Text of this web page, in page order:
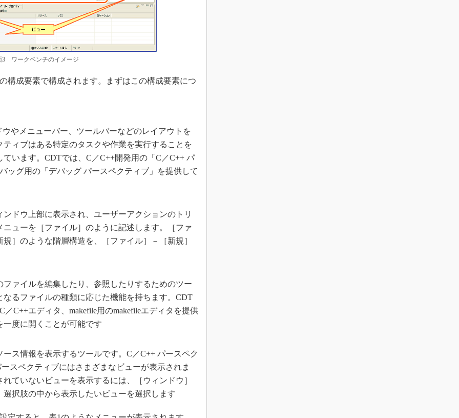
3 ワークベンチのイメージ
成要素で構成されます。まずはこの構成要素につ
ウやメニューバー、ツールバーなどのレイアウトを
ィブはある特定のタスクや作業を実行することを
います。CDTでは、C／C++開発用の「C／C++ パ
ッグ用の「デバッグ パースペクティブ」を提供して
ドウ上部に表示され、ユーザーアクションのトリ
ューを［ファイル］のように記述します。［ファ
］のような階層構造を、［ファイル］－［新規］
ァイルを編集したり、参照したりするためのツー
るファイルの種類に応じた機能を持ちます。CDT
C++エディタ、makefile用のmakefileエディタを提供
度に開くことが可能です
ス情報を表示するツールです。C／C++ パースペク
スペクティブにはさまざまなビューが表示されま
ていないビューを表示するには、［ウィンドウ］
択肢の中から表示したいビューを選択します